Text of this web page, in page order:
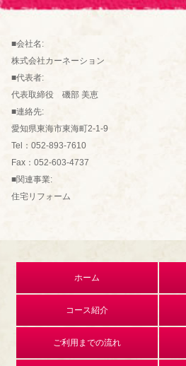
■会社名:
株式会社カーネーション
■代表者:
代表取締役 磯部 美恵
■連絡先:
愛知県東海市東海町2-1-9
Tel：052-893-7610
Fax：052-603-4737
■関連事業:
住宅リフォーム
ホーム
コース紹介
ご利用までの流れ